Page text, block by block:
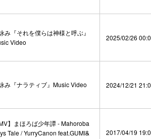
み『それを僕らは神様と呼ぶ』
Video
2025/02/26
み『ナラティブ』Music Video 2024/12/21
MV】まほろば少年譚 - Mahoroba
Tale / YurryCanon feat.GUMI&
2017/04/19